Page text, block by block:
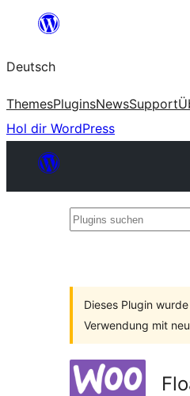
springen
Deutsch
ThemesPluginsNewsSupport
Hol dir WordPress
Plugins
Dieses Plugin wurde
Verwendung mit